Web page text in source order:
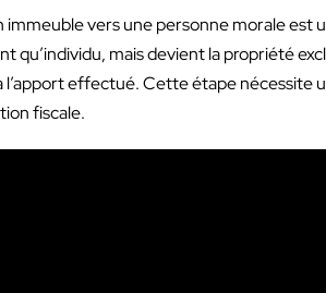
immeuble vers une personne morale
qu’individu, mais devient la propriété
effectué. Cette étape nécessite
fiscale.